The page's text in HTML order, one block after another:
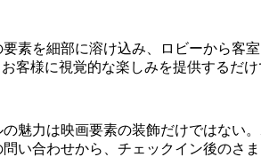
素を細部に溶け込み、ロビーから客
客様に視覚的な楽しみを提供するだ
魅力は映画要素の装飾だけではない
い合わせから、チェックイン後のさ